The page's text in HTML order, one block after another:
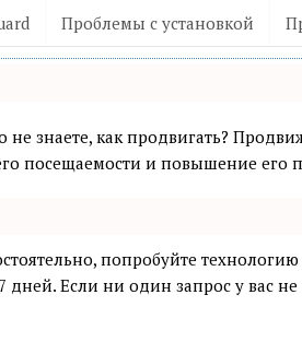
Проблемы с установкой
знаете, как продвигать?
посещаемости и повышение его
попробуйте технологию
Если ни один запрос у вас не